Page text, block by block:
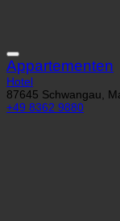
Appartementen
Hotel
87645 Schwangau,
+49 8362 9880